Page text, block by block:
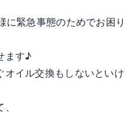
に緊急事態のためでお困り
ます♪
イル交換もしないといけ